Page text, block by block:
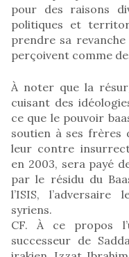
pour des raisons
politiques et
prendre sa
perçoivent comme
À noter que la
cuisant des
ce que le pouvoir
soutien à ses frères
leur contre
en 2003, sera payé
par le résidu du
l’ISIS,
syriens.
CF. À ce propos
successeur de